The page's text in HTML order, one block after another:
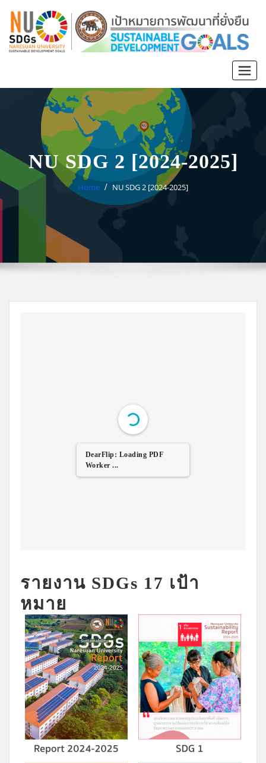
NU SDG 2 [2024-2025]
Home NU SDG 2 [2024-2025]
DearFlip: Loading PDF
Worker ...
รายงาน SDGs 17 เป้า
หมาย